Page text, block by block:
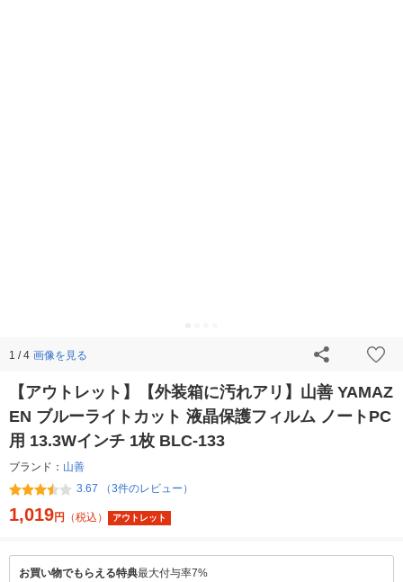
1 / 4 画像を見る
【アウトレット】【外装箱に汚れアリ】山善 YAMAZ
EN ブルーライトカット 液晶保護フィルム ノートPC
用 13.3Wインチ 1枚 BLC-133
ブランド： 山善
3.67 （3件のレビュー）
1,019円 （税込） アウトレット
お買い物でもらえる特典最大付与率7%